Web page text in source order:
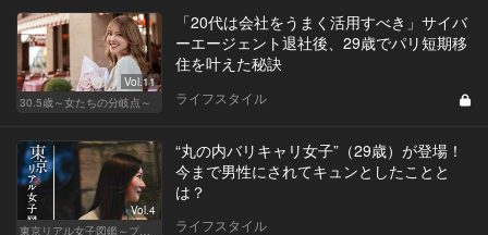
Vol.11
30.5歳～女たちの分岐点～
「20代は会社をうまく活用すべき」サイバ
ーエージェント退社後、29歳でパリ短期移
住を叶えた秘訣
ライフスタイル
Vol.4
“丸の内バリキャリ女子”（29歳）が登場！
今まで男性にされてキュンとしたことと
は？
ライフスタイル